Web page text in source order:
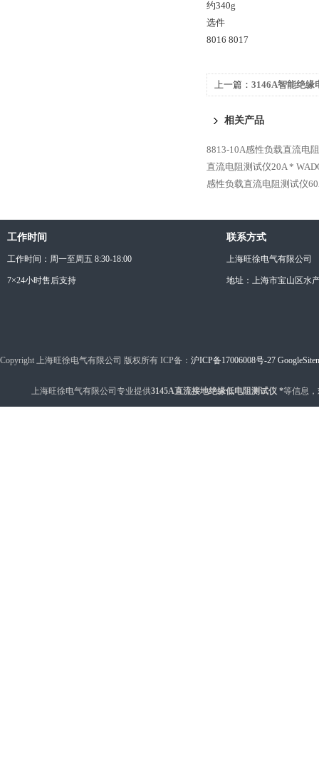
约340g
选件
8016 8017
上一篇： 3146A智能绝缘
相关产品
8813-10A感性负载直流电
直流电阻测试仪20A *
感性负载直流电阻测试仪
工作时间
工作时间：周一至周五 8:30-18:00
7×24小时售后支持
联系方式
上海旺徐电气有限公司
地址：上海市宝山区水
Copyright 上海旺徐电气有限公司 版权所有 ICP备： 沪ICP备17006008号-27
上海旺徐电气有限公司专业提供3145A直流接地绝缘低电阻测试仪 *等信息